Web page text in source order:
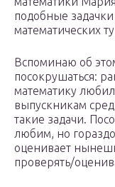
подобные
математических
Вспоминаю об
посокрушаться:
математику
выпускникам
такие задачи.
любим, но
оценивает
проверять/